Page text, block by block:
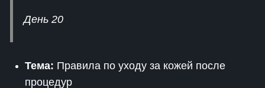
День 20
Тема: Правила по уходу за кожей после
процедур